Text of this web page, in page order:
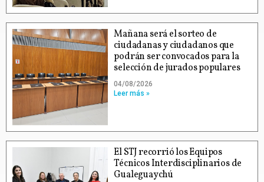
Mañana será el sorteo de
ciudadanas y ciudadanos que
podrán ser convocados para la
selección de jurados populares
04/08/2026
Leer más »
El STJ recorrió los Equipos
Técnicos Interdisciplinarios de
Gualeguaychú